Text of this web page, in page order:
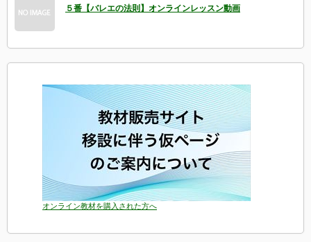
５番【バレエの法則】オンラインレッスン動画
オンライン教材を購入された方へ